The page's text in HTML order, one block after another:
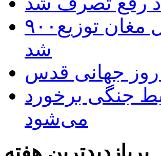
۹۰۰هزار اصله نهال توسط ایستگاه بذر و نهال مغان توزیع
شد
جهانی قدس
جنگی برخورد
می‌شود